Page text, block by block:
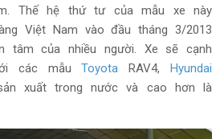
Thế hệ thứ tư của mẫu xe này
Việt Nam vào đầu tháng 3/2013
tâm của nhiều người. Xe sẽ cạnh
các mẫuToyota RAV4,Hyundai
xuất trong nước và cao hơn là